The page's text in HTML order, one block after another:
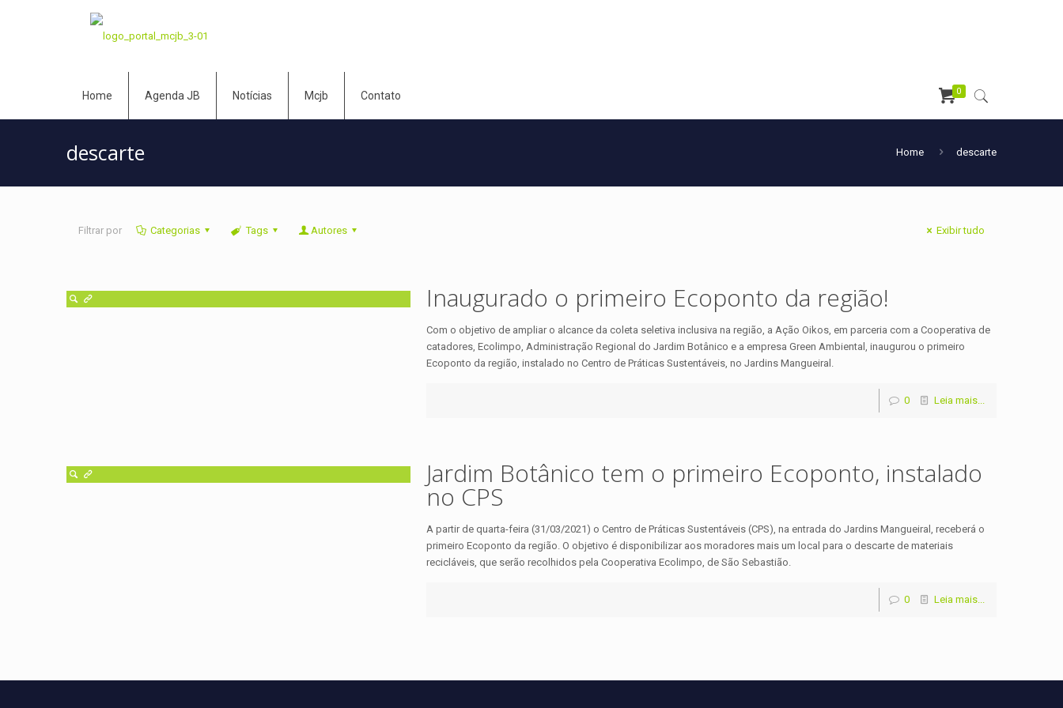
Home Agenda JB Notícias Mcjb Contato 0
descarte Home descarte
Filtrar por Categorias Tags Autores Exibir tudo
Inaugurado o primeiro Ecoponto da região!
Com o objetivo de ampliar o alcance da coleta seletiva inclusiva na região, a Ação Oikos, em parceria com a Cooperativa de
catadores, Ecolimpo, Administração Regional do Jardim Botânico e a empresa Green Ambiental, inaugurou o primeiro
Ecoponto da região, instalado no Centro de Práticas Sustentáveis, no Jardins Mangueiral.
0 Leia mais...
Jardim Botânico tem o primeiro Ecoponto, instalado
no CPS
A partir de quarta-feira (31/03/2021) o Centro de Práticas Sustentáveis (CPS), na entrada do Jardins Mangueiral, receberá o
primeiro Ecoponto da região. O objetivo é disponibilizar aos moradores mais um local para o descarte de materiais
recicláveis, que serão recolhidos pela Cooperativa Ecolimpo, de São Sebastião.
0 Leia mais...